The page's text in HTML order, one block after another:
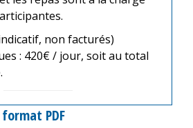
non facturés)
: 420€ / jour, soit au total
PDF